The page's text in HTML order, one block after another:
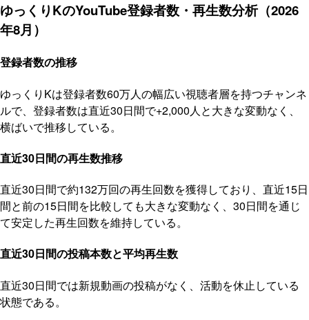
ゆっくりKのYouTube登録者数・再生数分析（2026
年8月）
登録者数の推移
ゆっくりKは登録者数60万人の幅広い視聴者層を持つチャンネ
ルで、登録者数は直近30日間で+2,000人と大きな変動なく、
横ばいで推移している。
直近30日間の再生数推移
直近30日間で約132万回の再生回数を獲得しており、直近15日
間と前の15日間を比較しても大きな変動なく、30日間を通じ
て安定した再生回数を維持している。
直近30日間の投稿本数と平均再生数
直近30日間では新規動画の投稿がなく、活動を休止している
状態である。